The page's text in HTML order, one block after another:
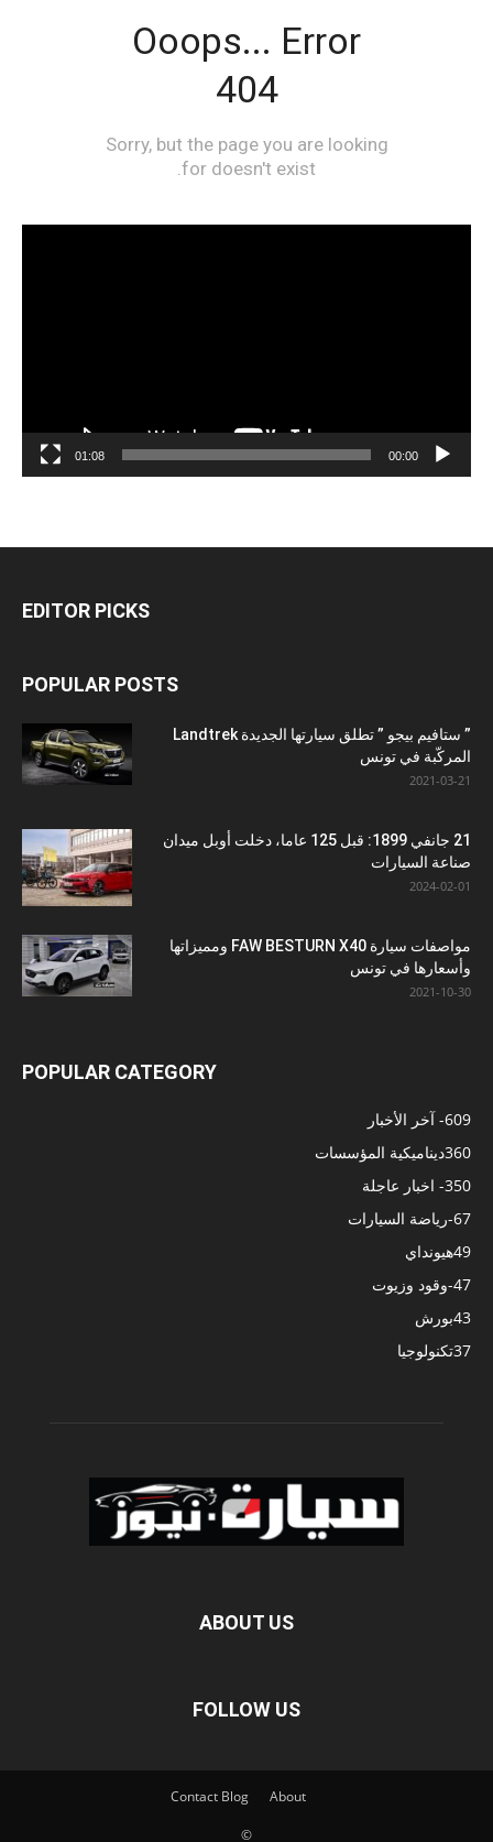
00:00
01:08
EDITOR PICKS
POPULAR POSTS
” ستافيم بيجو ” تطلق سيارتها الجديدة Landtrek
المركّبة في تونس
2021-03-21
21 جانفي 1899: قبل 125 عاما، دخلت أوبل ميدان
صناعة السيارات
2024-02-01
مواصفات سيارة FAW BESTURN X40 ومميزاتها
وأسعارها في تونس
2021-10-30
POPULAR CATEGORY
- آخر الأخبار609
ديناميكية المؤسسات360
- اخبار عاجلة350
-رياضة السيارات67
هيونداي49
-وقود وزيوت47
بورش43
تكنولوجيا37
ABOUT US
FOLLOW US
About
Blog
Contact
©